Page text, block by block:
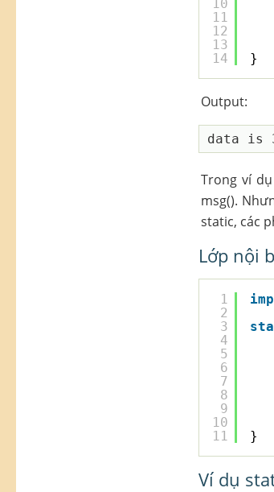
10
11
12
13
14
}
Output:
Trong ví
msg().
static, các
Lớp nội
1
2
3
4
5
6
7
8
9
10
11
}
Ví dụ